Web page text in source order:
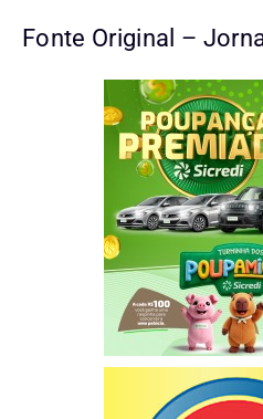
Fonte Original –